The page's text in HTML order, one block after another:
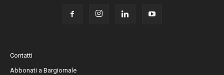
Contatti
Abbonati a Bargiornale